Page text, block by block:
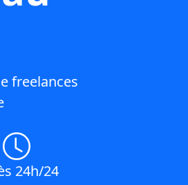
freelances
24h/24